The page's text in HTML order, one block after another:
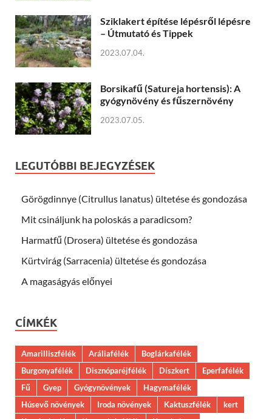
Sziklakert építése lépésről lépésre
– Útmutató és Tippek
2023.07.04.
Borsikafű (Satureja hortensis): A
gyógynövény és fűszernövény
2023.07.05.
LEGUTÓBBI BEJEGYZÉSEK
Görögdinnye (Citrullus lanatus) ültetése és gondozása
Mit csináljunk ha poloskás a paradicsom?
Harmatfű (Drosera) ültetése és gondozása
Kürtvirág (Sarracenia) ültetése és gondozása
A magaságyás előnyei
CÍMKÉK
Amarilliszfélék Aráliafélék
Boglárkafélék
Burgonyafélék
Disznóparéjfélék Díszkert
Eperfafélék
Fű
Gyep Gyógynövények
Hagymafélék
Húsevő növények
Iroda növények Kaktuszfélék
kert